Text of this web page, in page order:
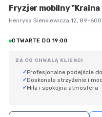
Fryzjer mobilny
Henryka Sienkiewicza 12, 89-
OTWARTE DO 19:00
ZA CO CHWALĄ KLIENCI
Profesjonalne podejście
Doskonałe strzyżenie i
Miła i spokojna atmosfera